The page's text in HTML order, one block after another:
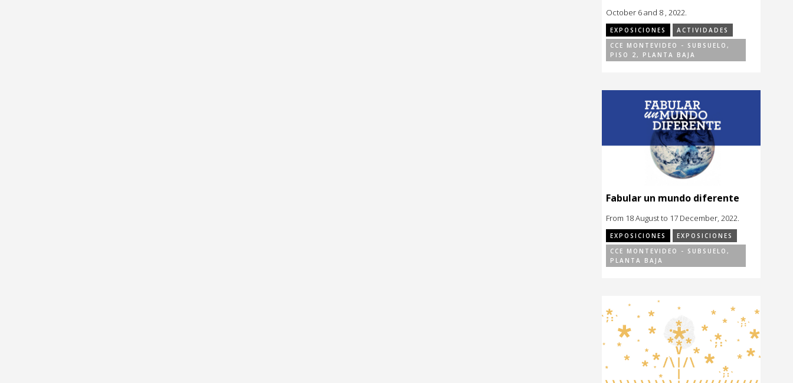
October 6 and 8 , 2022.
EXPOSICIONES
ACTIVIDADES
CCE MONTEVIDEO - SUBSUELO,
PISO 2, PLANTA BAJA
Fabular un mundo diferente
From 18 August to 17 December, 2022.
EXPOSICIONES
EXPOSICIONES
CCE MONTEVIDEO - SUBSUELO,
PLANTA BAJA